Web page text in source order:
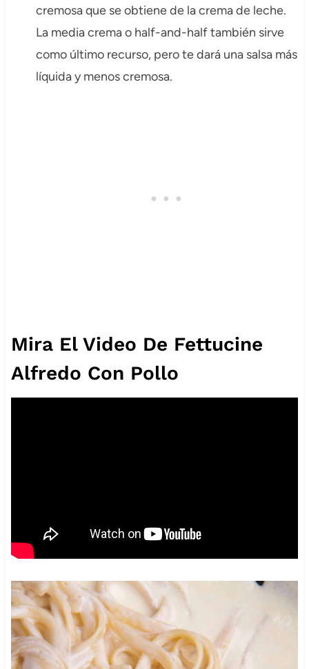
cremosa que se obtiene de la crema de leche.
La media crema o half-and-half también sirve
como último recurso, pero te dará una salsa más
líquida y menos cremosa.
Mira El Video De Fettucine
Alfredo Con Pollo